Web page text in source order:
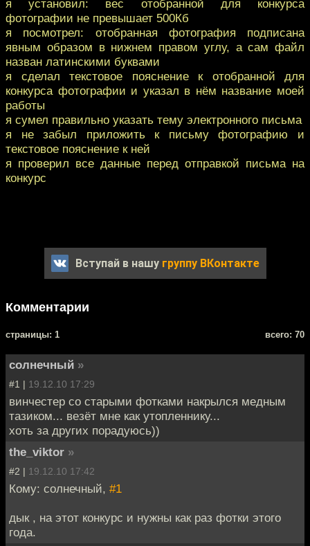
я установил: вес отобранной для конкурса
фотографии не превышает 500Кб
я посмотрел: отобранная фотография подписана
явным образом в нижнем правом углу, а сам файл
назван латинскими буквами
я сделал текстовое пояснение к отобранной для
конкурса фотографии и указал в нём название моей
работы
я сумел правильно указать тему электронного письма
я не забыл приложить к письму фотографию и
текстовое пояснение к ней
я проверил все данные перед отправкой письма на
конкурс
Вступай в нашу группу ВКонтакте
Комментарии
cтраницы: 1 всего: 70
солнечный »
#1 | 19.12.10 17:29
винчестер со старыми фотками накрылся медным
тазиком... везёт мне как утопленнику...
хоть за других порадуюсь))
the_viktor »
#2 | 19.12.10 17:42
Кому: солнечный, #1
дык , на этот конкурс и нужны как раз фотки этого
года.